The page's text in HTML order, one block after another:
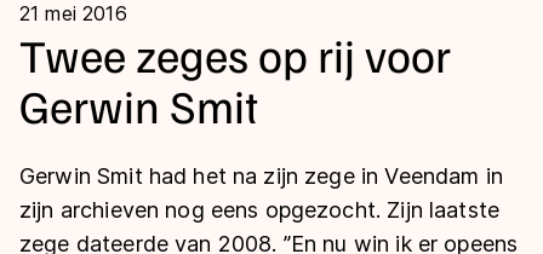
Kalender
Disciplines
Langebaan
Shorttrack
Uitslagen
Langebaan
21 mei 2016
Twee zeges op rij voor
Gerwin Smit
Gerwin Smit had het na zijn zege in Veendam in
zijn archieven nog eens opgezocht. Zijn laatste
zege dateerde van 2008. ’’En nu win ik er opeens